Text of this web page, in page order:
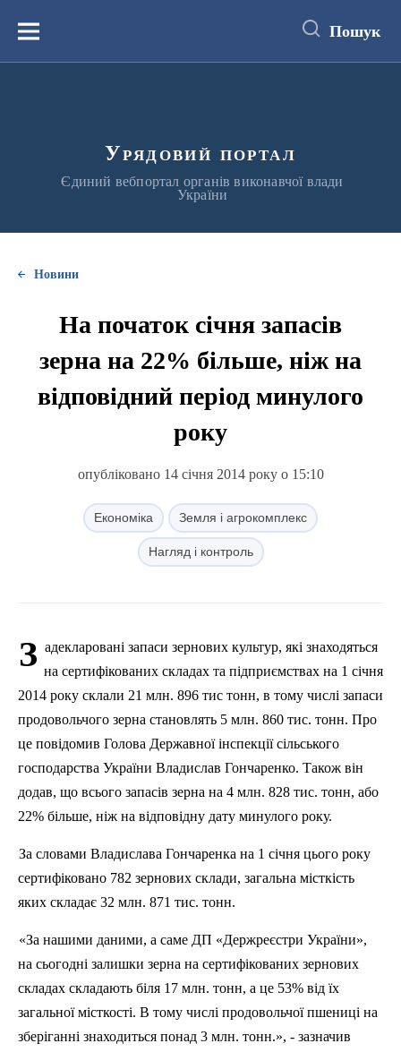
вмістуМеню Пошук
Урядовий портал
Єдиний вебпортал органів виконавчої влади
України
Новини
На початок січня запасів
зерна на 22% більше, ніж на
відповідний період минулого
року
опубліковано 14 січня 2014 року о 15:10
Економіка Земля і агрокомплекс
Нагляд і контроль
З адекларовані запаси зернових культур, які знаходяться
на сертифікованих складах та підприємствах на 1 січня
2014 року склали 21 млн. 896 тис тонн, в тому числі запаси
продовольчого зерна становлять 5 млн. 860 тис. тонн. Про
це повідомив Голова Державної інспекції сільського
господарства України Владислав Гончаренко. Також він
додав, що всього запасів зерна на 4 млн. 828 тис. тонн, або
22% більше, ніж на відповідну дату минулого року.
За словами Владислава Гончаренка на 1 січня цього року
сертифіковано 782 зернових склади, загальна місткість
яких складає 32 млн. 871 тис. тонн.
«За нашими даними, а саме ДП «Держреєстри України»,
на сьогодні залишки зерна на сертифікованих зернових
складах складають біля 17 млн. тонн, а це 53% від їх
загальної місткості. В тому числі продовольчої пшениці на
зберіганні знаходиться понад 3 млн. тонн.», - зазначив